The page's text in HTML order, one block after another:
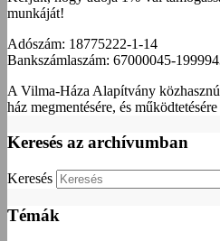
munkáját!
Adószám: 18775222-1-14
Bankszámlaszám: 67000045-
A Vilma-Háza Alapítvány
ház megmentésére, és
Keresés az archívumban
Keresés
Témák